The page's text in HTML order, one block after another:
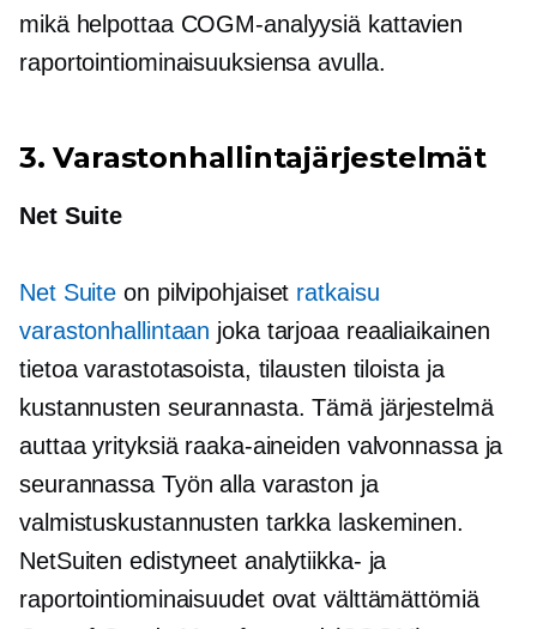
mikä helpottaa COGM-analyysiä kattavien
raportointiominaisuuksiensa avulla.
3. Varastonhallintajärjestelmät
Net Suite
Net Suite on pilvipohjaiset ratkaisu
varastonhallintaan joka tarjoaa reaaliaikainen
tietoa varastotasoista, tilausten tiloista ja
kustannusten seurannasta. Tämä järjestelmä
auttaa yrityksiä raaka-aineiden valvonnassa ja
seurannassa Työn allavaraston ja
valmistuskustannusten tarkka laskeminen.
NetSuiten edistyneet analytiikka- ja
raportointiominaisuudet ovat välttämättömiä